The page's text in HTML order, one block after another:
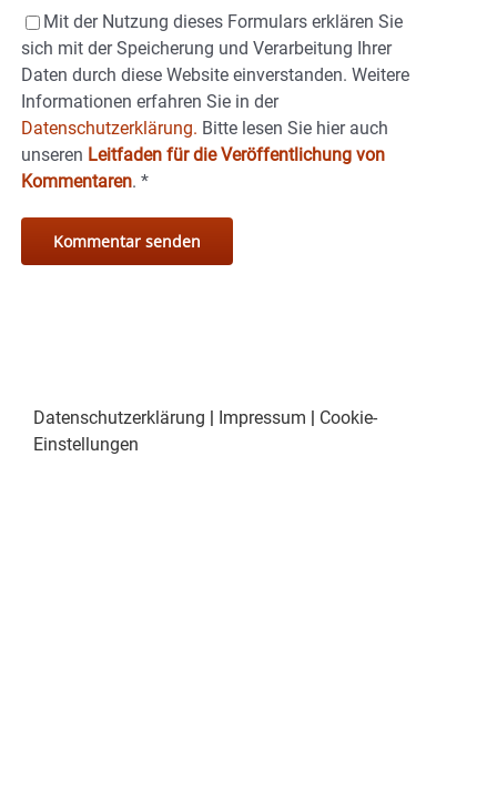
Mit der Nutzung dieses Formulars erklären Sie
sich mit der Speicherung und Verarbeitung Ihrer
Daten durch diese Website einverstanden. Weitere
Informationen erfahren Sie in der
Datenschutzerklärung. Bitte lesen Sie hier auch
unseren Leitfaden für die Veröffentlichung von
Kommentaren. *
Datenschutzerklärung Impressum
Cookie-
Einstellungen